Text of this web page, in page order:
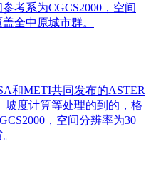
考系为CGCS2000，空间
全中原城市群。
和METI共同发布的ASTER
坡度计算等处理的到的，格
，空间分辨率为30